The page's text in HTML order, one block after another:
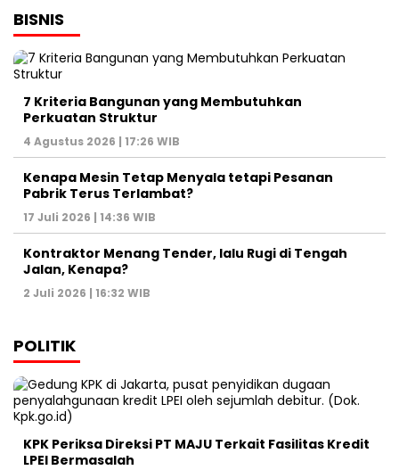
BISNIS
7 Kriteria Bangunan yang Membutuhkan
Perkuatan Struktur
4 Agustus 2026 | 17:26 WIB
Kenapa Mesin Tetap Menyala tetapi Pesanan
Pabrik Terus Terlambat?
17 Juli 2026 | 14:36 WIB
Kontraktor Menang Tender, lalu Rugi di Tengah
Jalan, Kenapa?
2 Juli 2026 | 16:32 WIB
POLITIK
KPK Periksa Direksi PT MAJU Terkait Fasilitas Kredit
LPEI Bermasalah